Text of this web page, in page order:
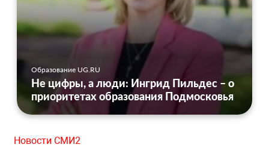
Образование UG.RU
Не цифры, а люди: Ингрид Пильдес – о
приоритетах образования Подмосковья
Новости СМИ2